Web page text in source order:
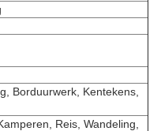
Borduurwerk, Kentekens,
Reis, Wandeling,